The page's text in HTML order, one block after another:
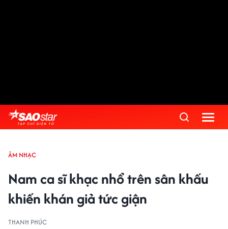
ÂM NHẠC
Nam ca sĩ khạc nhổ trên sân khấu
khiến khán giả tức giận
THANH PHÚC